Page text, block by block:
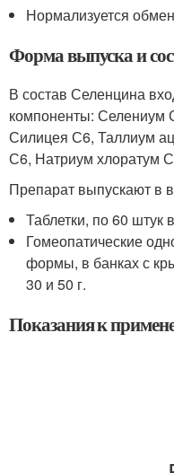
Нормализуется
Форма выпуска и
В состав Селенцина
компоненты:
Силицея С6, Таллиум
С6, Натриум хлоратум
Препарат выпускают в
Таблетки, по 60 штук
Гомеопатические
формы, в банках с
30 и 50 г.
Показания к